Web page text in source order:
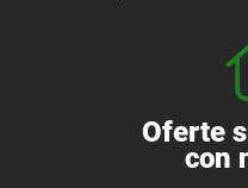
Oferte
con